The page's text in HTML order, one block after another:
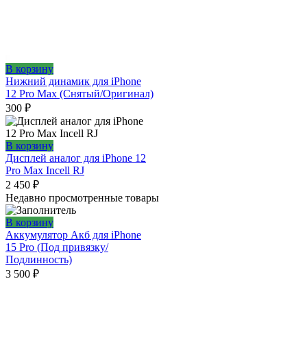
В корзину
Нижний динамик для iPhone
12 Pro Max (Снятый/Оригинал)
300 ₽
В корзину
Дисплей аналог для iPhone 12
Pro Max Incell RJ
2 450 ₽
Недавно просмотренные товары
В корзину
Аккумулятор Акб для iPhone
15 Pro (Под привязку/
Подлинность)
3 500 ₽